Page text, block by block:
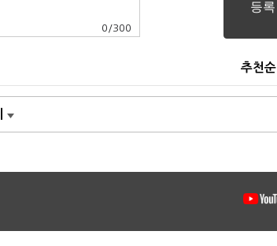
0 /300
추천순